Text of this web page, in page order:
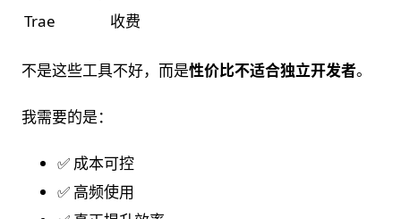
Trae
收费
不是这些工具不好，而是性价比不适合独立开发者。
我需要的是：
✅ 成本可控
✅ 高频使用